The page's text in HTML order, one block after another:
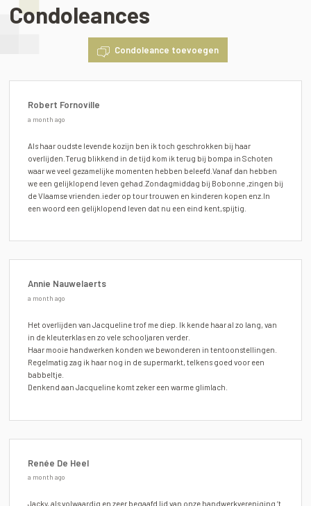
Condoleances
Condoleance toevoegen
Robert Fornoville
a month ago
Als haar oudste levende kozijn ben ik toch geschrokken bij haar
overlijden.Terug blikkend in de tijd kom ik terug bij bompa in Schoten
waar we veel gezamelijke momenten hebben beleefd.Vanaf dan hebben
we een gelijklopend leven gehad.Zondagmiddag bij Bobonne ,zingen bij
de Vlaamse vrienden.ieder op tour trouwen en kinderen kopen enz.In
een woord een gelijklopend leven dat nu een eind kent,spijtig.
Annie Nauwelaerts
a month ago
Het overlijden van Jacqueline trof me diep. Ik kende haar al zo lang, van
in de kleuterklas en zo vele schooljaren verder.
Haar mooie handwerken konden we bewonderen in tentoonstellingen.
Regelmatig zag ik haar nog in de supermarkt, telkens goed voor een
babbeltje.
Denkend aan Jacqueline komt zeker een warme glimlach.
Renée De Heel
a month ago
Jacky, als volwaardig en zeer begaafd lid van onze handwerkvereniging ‘t